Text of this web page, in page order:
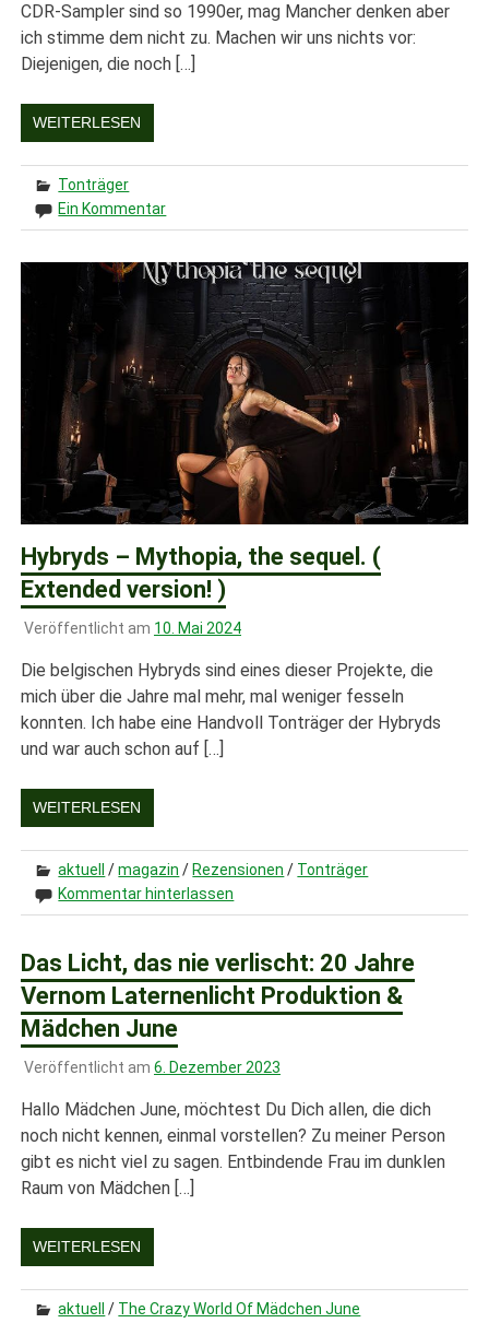
CDR-Sampler sind so 1990er, mag Mancher denken aber
ich stimme dem nicht zu. Machen wir uns nichts vor:
Diejenigen, die noch […]
WEITERLESEN
Tonträger
Ein Kommentar
Hybryds – Mythopia, the sequel. (
Extended version! )
Veröffentlicht am 10. Mai 2024
Die belgischen Hybryds sind eines dieser Projekte, die
mich über die Jahre mal mehr, mal weniger fesseln
konnten. Ich habe eine Handvoll Tonträger der Hybryds
und war auch schon auf […]
WEITERLESEN
aktuell /magazin / Rezensionen / Tonträger
Kommentar hinterlassen
Das Licht, das nie verlischt: 20 Jahre
Vernom Laternenlicht Produktion &
Mädchen June
Veröffentlicht am 6. Dezember 2023
Hallo Mädchen June, möchtest Du Dich allen, die dich
noch nicht kennen, einmal vorstellen? Zu meiner Person
gibt es nicht viel zu sagen. Entbindende Frau im dunklen
Raum von Mädchen […]
WEITERLESEN
aktuell / The Crazy World Of Mädchen June